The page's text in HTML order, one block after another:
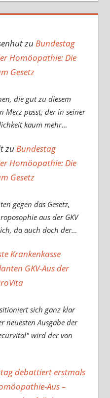
zu Bundestag
Homöopathie: Die
Gesetz
die gut zu diesem
Merz passt, der in seiner
kaum mehr…
zuBundestag
Homöopathie: Die
Gesetz
gegen das Gesetz,
aus der GKV
da auch doch der…
Krankenkasse
GKV-Aus der
sich ganz klar
neuesten Ausgabe der
wird der von
debattiert erstmals
Aus –